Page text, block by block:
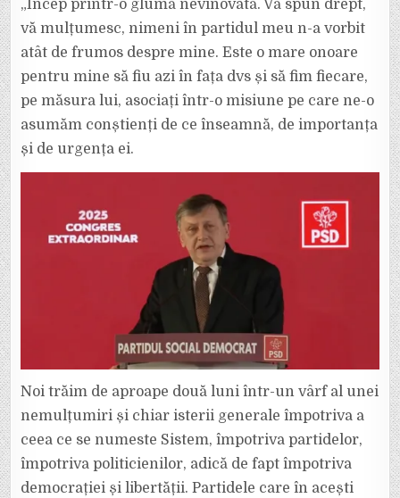
„Încep printr-o glumă nevinovată. Vă spun drept,
vă mulțumesc, nimeni în partidul meu n-a vorbit
atât de frumos despre mine. Este o mare onoare
pentru mine să fiu azi în fața dvs și să fim fiecare,
pe măsura lui, asociați într-o misiune pe care ne-o
asumăm conștienți de ce înseamnă, de importanța
și de urgența ei.
Noi trăim de aproape două luni într-un vârf al unei
nemulțumiri și chiar isterii generale împotriva a
ceea ce se numeste Sistem, împotriva partidelor,
împotriva politicienilor, adică de fapt împotriva
democrației și libertății. Partidele care în acești